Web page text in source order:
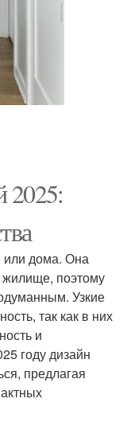
2025:
или дома. Она
жилище, поэтому
Узкие
так как в них
и
году дизайн
предлагая